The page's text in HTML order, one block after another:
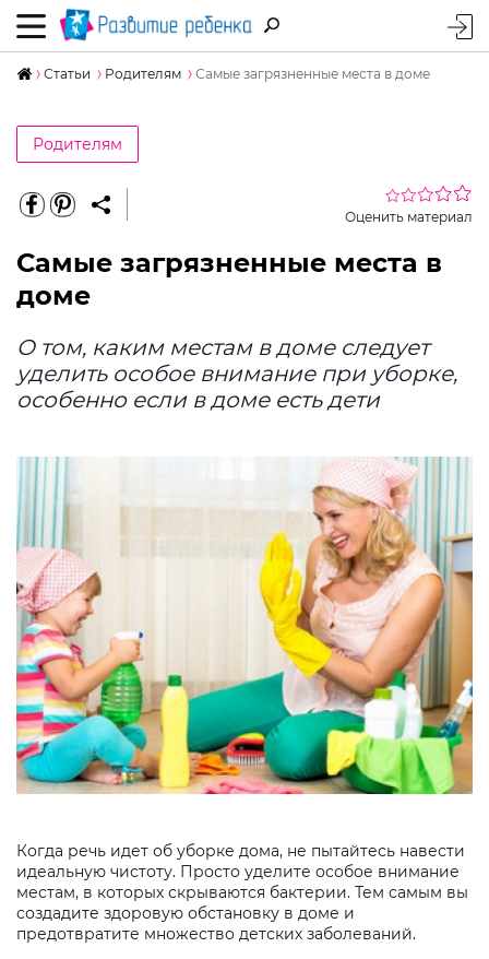
Статьи Родителям Самые загрязненные места в доме
Родителям
Оценить материал
Самые загрязненные места в
доме
О том, каким местам в доме следует
уделить особое внимание при уборке,
особенно если в доме есть дети
Когда речь идет об уборке дома, не пытайтесь навести
идеальную чистоту. Просто уделите особое внимание
местам, в которых скрываются бактерии. Тем самым вы
создадите здоровую обстановку в доме и
предотвратите множество детских заболеваний.